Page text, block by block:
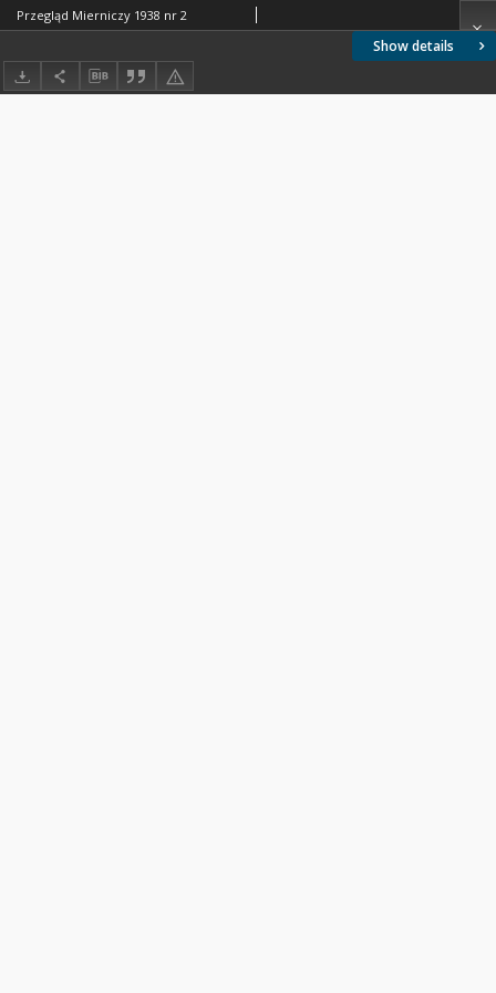
Show details
Przegląd Mierniczy 1938 nr 2